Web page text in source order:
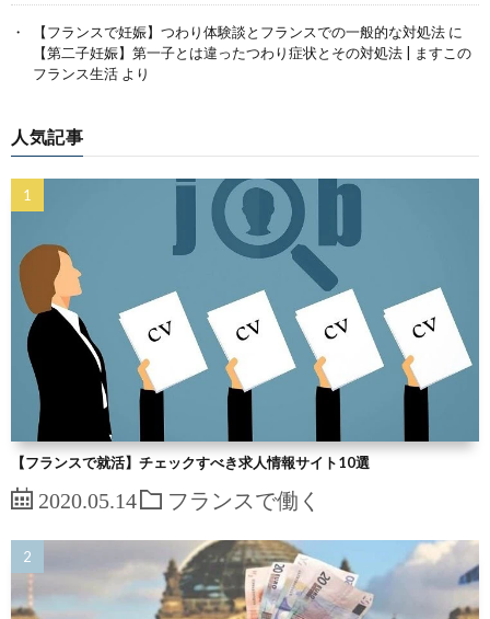
【フランスで妊娠】つわり体験談とフランスでの一般的な対処法 に
【第二子妊娠】第一子とは違ったつわり症状とその対処法 | ますこの
フランス生活 より
人気記事
【フランスで就活】チェックすべき求人情報サイト10選
2020.05.14 フランスで働く